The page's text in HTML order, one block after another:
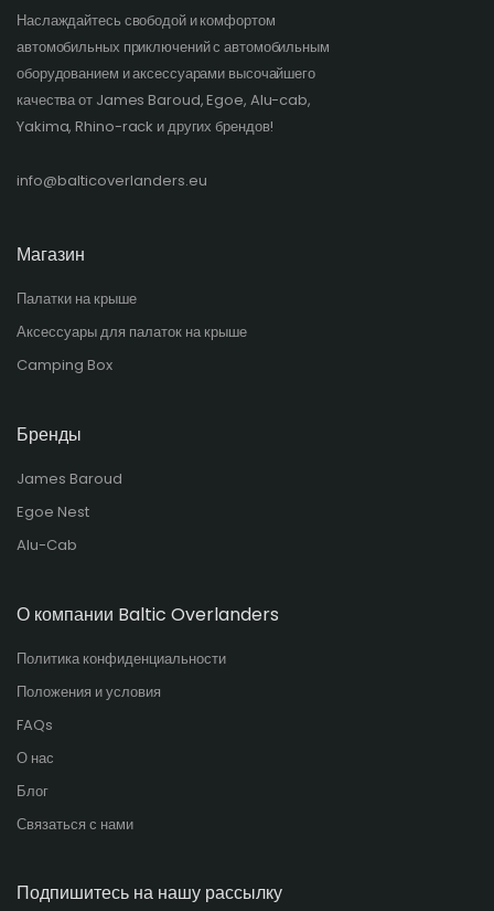
Наслаждайтесь свободой и комфортом
автомобильных приключений с автомобильным
оборудованием и аксессуарами высочайшего
качества от James Baroud, Egoe, Alu-cab,
Yakima, Rhino-rack и других брендов!​
info@balticoverlanders.eu
Магазин
Палатки на крыше
Аксессуары для палаток на крыше
Camping Box
Бренды
James Baroud
Egoe Nest
Alu-Cab
О компании Baltic Overlanders
Политика конфиденциальности
Положения и условия
FAQs
О нас
Блог
Связаться с нами
Подпишитесь на нашу рассылку